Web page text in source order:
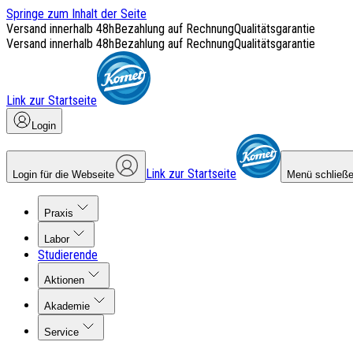
Springe zum Inhalt der Seite
Versand innerhalb 48hBezahlung auf RechnungQualitätsgarantie
Versand innerhalb 48hBezahlung auf RechnungQualitätsgarantie
Link zur Startseite
Login
Login für die Webseite Link zur Startseite Menü
Praxis
Labor
Studierende
Aktionen
Akademie
Service